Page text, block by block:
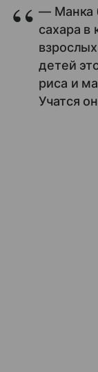
— Манка
сахара в
детей
риса и
Учатся